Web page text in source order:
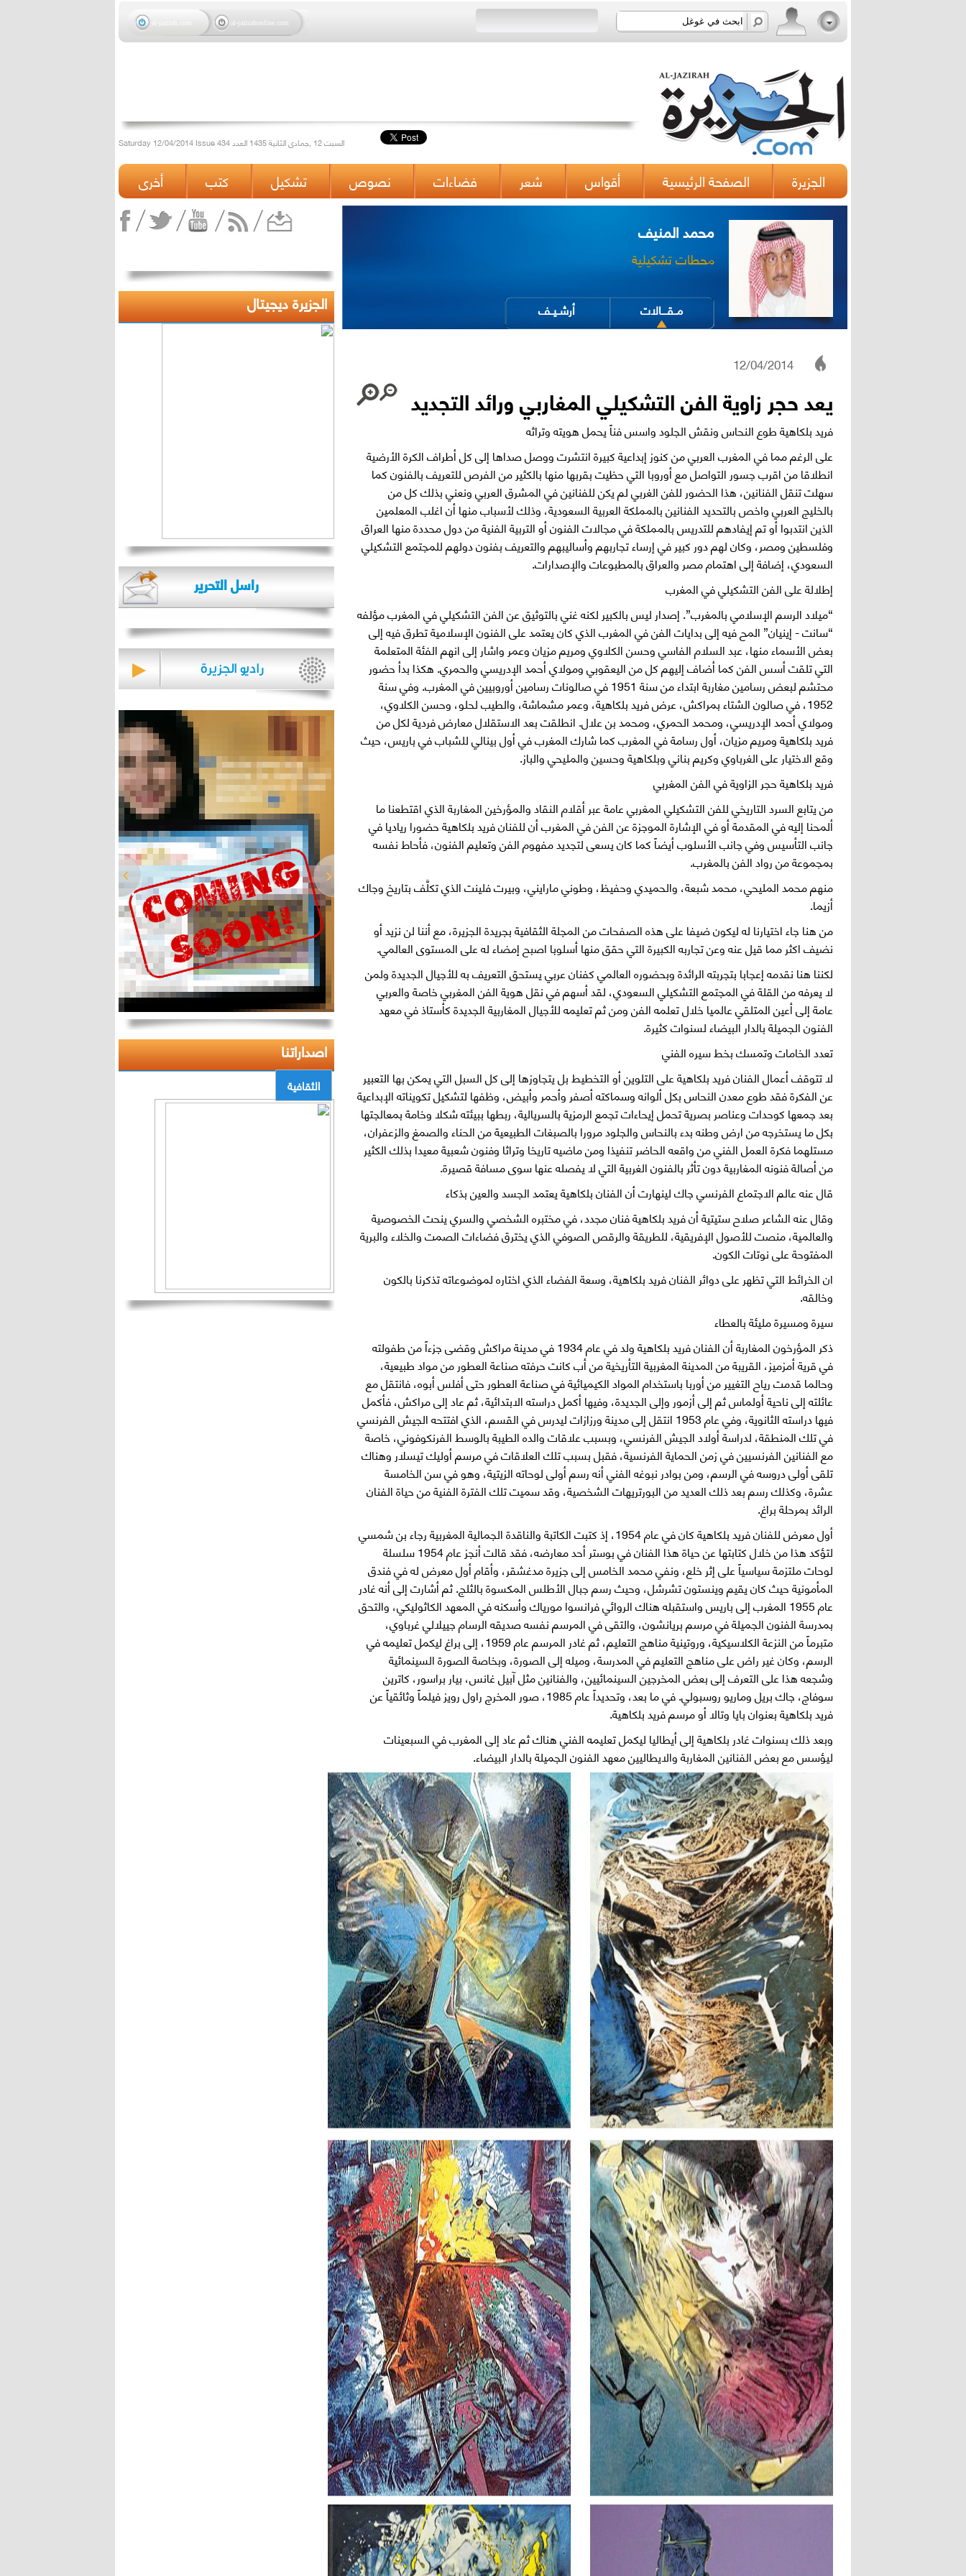
al-jazirahonline.com
Saturday 12/04/2014 Issue 434 السبت 12 ,جمادى الثانية 1435 العدد
الجزيرة الصفحة الرئيسية أقواس شعر فضاءات نصوص تشكيل كتب أخرى
محمد المنيف
محطات تشكيلية
مــقــــالات أرشــيــف
12/04/2014
يعد حجر زاوية الفن التشكيلي المغاربي ورائد التجديد
فريد بلكاهية طوع النحاس ونقش الجلود واسس فناً يحمل هويته وتراثه
على الرغم مما في المغرب العربي من كنوز إبداعية كبيرة انتشرت ووصل صداها إلى كل أطراف الكرة الأرضية
انطلاقا من اقرب جسور التواصل مع أوروبا التي حظيت بقربها منها بالكثير من الفرص للتعريف بالفنون كما
سهلت تنقل الفنانين، هذا الحضور للفن الغربي لم يكن للفنانين في المشرق العربي ونعني بذلك كل من
بالخليج العربي واخص بالتحديد الفنانين بالمملكة العربية السعودية، وذلك لأسباب منها أن اغلب المعلمين
الذين انتدبوا أو تم إيفادهم للتدريس بالمملكة في مجالات الفنون أو التربية الفنية من دول محددة منها العراق
وفلسطين ومصر، وكان لهم دور كبير في إرساء تجاربهم وأساليبهم والتعريف بفنون دولهم للمجتمع التشكيلي
السعودي، إضافة إلى اهتمام مصر والعراق بالمطبوعات والإصدارات.
إطلالة على الفن التشكيلي في المغرب
“ميلاد الرسم الإسلامي بالمغرب”. إصدار ليس بالكبير لكنه غني بالتوثيق عن الفن التشكيلي في المغرب مؤلفه
“سانت - إينيان” المح فيه إلى بدايات الفن في المغرب الذي كان يعتمد على الفنون الإسلامية تطرق فيه إلى
بعض الأسماء منها، عبد السلام الفاسي وحسن الكلاوي ومريم مزيان وعمر واشار إلى انهم الفئة المتعلمة
التي تلقت أسس الفن كما أضاف إليهم كل من اليعقوبي ومولاي أحمد الإدريسي والحمري. هكذا بدأ حضور
محتشم لبعض رسامين مغاربة ابتداء من سنة 1951 في صالونات رسامين أوروبيين في المغرب. وفي سنة
1952، في صالون الشتاء بمراكش، عرض فريد بلكاهية، وعمر مشماشة، والطيب لحلو، وحسن الكلاوي،
ومولاي أحمد الإدريسي، ومحمد الحمري، ومحمد بن علال. انطلقت بعد الاستقلال معارض فردية لكل من
فريد بلكاهية ومريم مزيان، أول رسامة في المغرب كما شارك المغرب في أول بينالي للشباب في باريس، حيث
وقع الاختيار على الغرباوي وكريم بناني وبلكاهية وحسين والمليحي والباز.
فريد بلكاهية حجر الزاوية في الفن المغربي
من يتابع السرد التاريخي للفن التشكيلي المغربي عامة عبر أقلام النقاد والمؤرخين المغاربة الذي اقتطعنا ما
ألمحنا إليه في المقدمة أو في الإشارة الموجزة عن الفن في المغرب أن للفنان فريد بلكاهية حضورا رياديا في
جانب التأسيس وفي جانب الأسلوب أيضاً كما كان يسعى لتجديد مفهوم الفن وتعليم الفنون، فأحاط نفسه
بمجموعة من رواد الفن بالمغرب.
منهم محمد المليحي، محمد شبعة، والحميدي وحفيظ، وطوني مارايني، وبيرت فلينت الذي تكلَّف بتاريخ وجاك
أزيما.
من هنا جاء اختيارنا له ليكون ضيفا على هذه الصفحات من المجلة الثقافية بجريدة الجزيرة، مع أننا لن نزيد أو
نضيف اكثر مما قيل عنه وعن تجاربه الكبيرة التي حقق منها أسلوبا اصبح إمضاء له على المستوى العالمي.
لكننا هنا نقدمه إعجابا بتجربته الرائدة وبحضوره العالمي كفنان عربي يستحق التعريف به للأجيال الجديدة ولمن
لا يعرفه من القلة في المجتمع التشكيلي السعودي، لقد أسهم في نقل هوية الفن المغربي خاصة والعربي
عامة إلى أعين المتلقي عالميا خلال تعلمه الفن ومن ثم تعليمه للأجيال المغاربية الجديدة كأستاذ في معهد
الفنون الجميلة بالدار البيضاء لسنوات كثيرة.
تعدد الخامات وتمسك بخط سيره الفني
لا تتوقف أعمال الفنان فريد بلكاهية على التلوين أو التخطيط بل يتجاوزها إلى كل السبل التي يمكن بها التعبير
عن الفكرة فقد طوع معدن النحاس بكل ألوانه وسماكته أصفر وأحمر وأبيض، وظفها لتشكيل تكويناته الإبداعية
بعد جمعها كوحدات وعناصر بصرية تحمل إيحاءات تجمع الرمزية بالسريالية، ربطها ببيئته شكلا وخامة بمعالجتها
بكل ما يستخرجه من ارض وطنه بدء بالنحاس والجلود مرورا بالصبغات الطبيعية من الحناء والصمغ والزعفران،
مستلهما فكرة العمل الفني من واقعه الحاضر تنفيذا ومن ماضيه تاريخا وتراثا وفنون شعبية معيدا بذلك الكثير
من أصالة فنونه المغاربية دون تأثر بالفنون الغربية التي لا يفصله عنها سوى مسافة قصيرة.
قال عنه عالم الاجتماع الفرنسي جاك لينهارت أن الفنان بلكاهية يعتمد الجسد والعين بذكاء
وقال عنه الشاعر صلاح ستيتية أن فريد بلكاهية فنان مجدد، في مختبره الشخصي والسري ينحت الخصوصية
والعالمية، منصت للأصول الإفريقية، للطريقة والرقص الصوفي الذي يخترق فضاءات الصمت والخلاء والبرية
المفتوحة على نوتات الكون.
ان الخرائط التي تظهر على دوائر الفنان فريد بلكاهية، وسعة الفضاء الذي اختاره لموضوعاته تذكرنا بالكون
وخالقه.
سيرة ومسيرة مليئة بالعطاء
ذكر المؤرخون المغاربة أن الفنان فريد بلكاهية ولد في عام 1934 في مدينة مراكش وقضى جزءاً من طفولته
في قرية أمزميز، القريبة من المدينة المغربية التأريخية من أب كانت حرفته صناعة العطور من مواد طبيعية،
وحالما قدمت رياح التغيير من أوربا باستخدام المواد الكيميائية في صناعة العطور حتى أفلس أبوه، فانتقل مع
عائلته إلى ناحية أولماس ثم إلى أزمور وإلى الجديدة، وفيها أكمل دراسته الابتدائية، ثم عاد إلى مراكش، فأكمل
فيها دراسته الثانوية، وفي عام 1953 انتقل إلى مدينة ورزازات ليدرس في القسم، الذي افتتحه الجيش الفرنسي
في تلك المنطقة، لدراسة أولاد الجيش الفرنسي، وبسبب علاقات والده الطيبة بالوسط الفرنكوفوني، خاصة
مع الفنانين الفرنسيين في زمن الحماية الفرنسية، فقبل بسبب تلك العلاقات في مرسم أوليك تيسلار وهناك
تلقى أولى دروسه في الرسم، ومن بوادر نبوغه الفني أنه رسم أولى لوحاته الزيتية، وهو في سن الخامسة
عشرة، وكذلك رسم بعد ذلك العديد من البورتريهات الشخصية، وقد سميت تلك الفترة الفنية من حياة الفنان
الرائد بمرحلة براغ.
أول معرض للفنان فريد بلكاهية كان في عام 1954، إذ كتبت الكاتبة والناقدة الجمالية المغربية رجاء بن شمسي
لتؤكد هذا من خلال كتابتها عن حياة هذا الفنان في بوستر أحد معارضه، فقد قالت أنجز عام 1954 سلسلة
لوحات ملتزمة سياسياً على إثر خلع، ونفي محمد الخامس إلى جزيرة مدغشقر، وأقام أول معرض له في فندق
المأمونية حيث كان يقيم وينستون تشرشل، وحيث رسم جبال الأطلس المكسوة بالثلج. ثم أشارت إلى أنه غادر
عام 1955 المغرب إلى باريس واستقبله هناك الروائي فرانسوا مورياك وأسكنه في المعهد الكاثوليكي، والتحق
بمدرسة الفنون الجميلة في مرسم بريانشون، والتقى في المرسم نفسه صديقه الرسام جييلالي غرباوي،
متبرماً من النزعة الكلاسيكية، وروتينية مناهج التعليم، ثم غادر المرسم عام 1959، إلى براغ ليكمل تعليمه في
الرسم، وكان غير راض على مناهج التعليم في المدرسة، وميله إلى الصورة، وبخاصة الصورة السينمائية
وشجعه هذا على التعرف إلى بعض المخرجين السينمائيين، والفنانين مثل آبيل غانس، بيار براسور، كاترين
سوفاج، جاك بريل وماريو روسبولي. في ما بعد، وتحديداً عام 1985، صور المخرج راول رويز فيلماً وثائقياً عن
فريد بلكاهية بعنوان بايا وتالا أو مرسم فريد بلكاهية.
وبعد ذلك بسنوات غادر بلكاهية إلى أيطاليا ليكمل تعليمه الفني هناك ثم عاد إلى المغرب في السبعينات
ليؤسس مع بعض الفنانين المغاربة والايطاليين معهد الفنون الجميلة بالدار البيضاء.
الجزيرة ديجيتال
راسل التحرير
اصداراتنا
الثقافية